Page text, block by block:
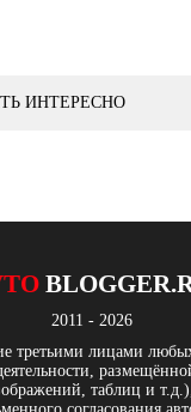
ИНТЕРЕСНО
2011 - 2026
третьими лицами любых
таблиц и